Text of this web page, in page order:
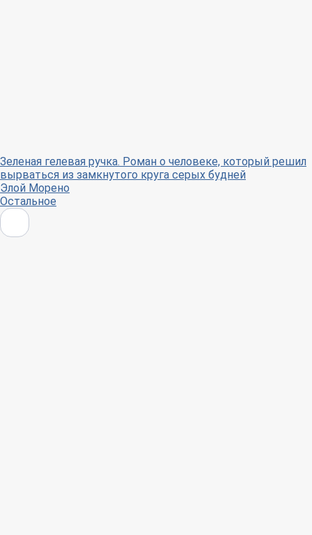
Зеленая гелевая ручка. Роман о человеке, который решил
вырваться из замкнутого круга серых будней
Элой Морено
Остальное